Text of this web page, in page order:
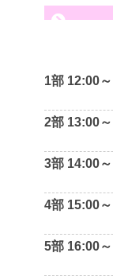
1部 12:00
2部 13:00
3部 14:00
4部 15:00
5部 16:00